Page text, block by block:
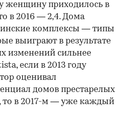
женщину приходилось в
в 2016 — 2,4. Дома
комплексы — типы
выиграют в результате
изменений сильнее
если в 2013 году
оценивал
домов престарелых
то в 2017-м — уже каждый